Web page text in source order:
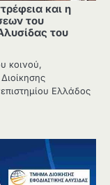
και η
του
του
κοινού,
Ελλάδος